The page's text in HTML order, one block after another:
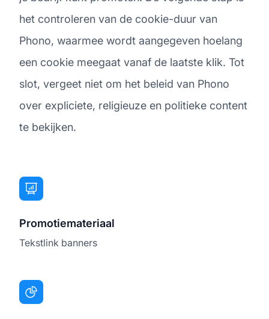
het controleren van de cookie-duur van
Phono, waarmee wordt aangegeven hoelang
een cookie meegaat vanaf de laatste klik. Tot
slot, vergeet niet om het beleid van Phono
over expliciete, religieuze en politieke content
te bekijken.
Promotiemateriaal
Tekstlink banners